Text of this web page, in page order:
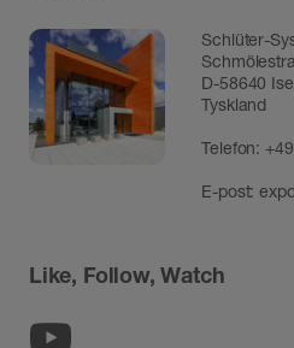
Schlüter-
D-58640
Tyskland
Telefon:
E-post:
Like, Follow, Watch